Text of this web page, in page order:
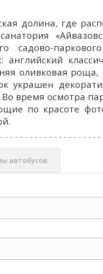
долина, где
садово-
английский
оливковая
украшен
время осмотра
по красоте
автобусов